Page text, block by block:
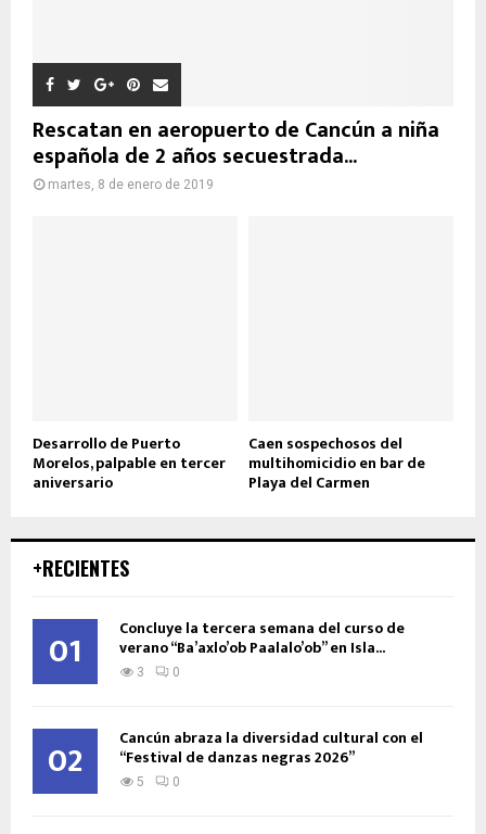
Rescatan en aeropuerto de Cancún a niña
española de 2 años secuestrada...
martes, 8 de enero de 2019
Desarrollo de Puerto
Morelos, palpable en tercer
aniversario
Caen sospechosos del
multihomicidio en bar de
Playa del Carmen
+RECIENTES
01 Concluye la tercera semana del curso de
verano “Ba’axlo’ob Paalalo’ob” en Isla...
3 0
02 Cancún abraza la diversidad cultural con el
“Festival de danzas negras 2026”
5 0